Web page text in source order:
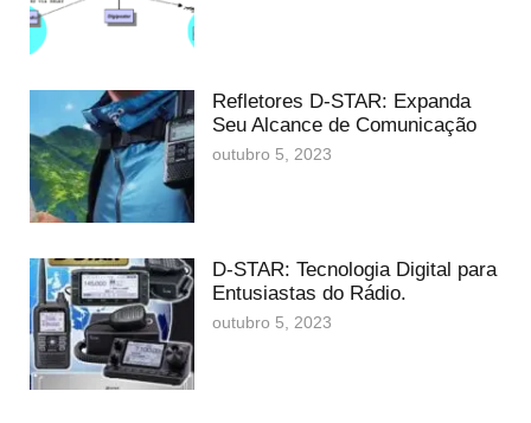
Refletores D-STAR: Expanda
Seu Alcance de Comunicação
outubro 5, 2023
D-STAR: Tecnologia Digital para
Entusiastas do Rádio.
outubro 5, 2023